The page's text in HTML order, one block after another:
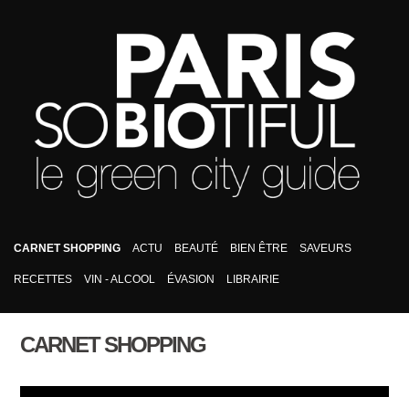
CARNET SHOPPING ACTU BEAUTÉ BIEN ÊTRE SAVEURS
RECETTES VIN - ALCOOL ÉVASION LIBRAIRIE
CARNET SHOPPING